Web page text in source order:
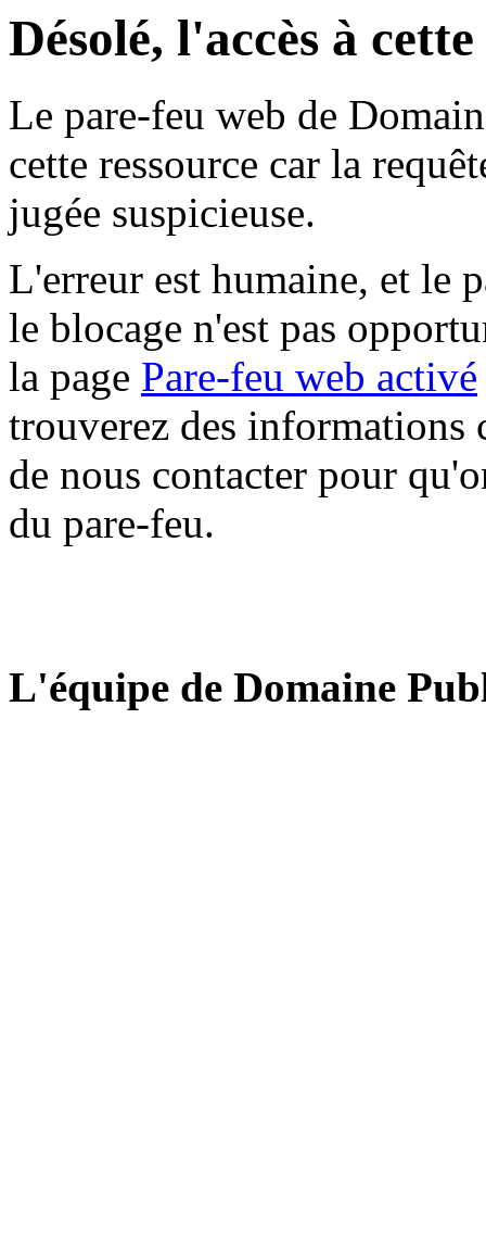
Désolé, l'accès à
Le pare-feu web de
cette ressource car la
jugée suspicieuse.
L'erreur est humaine, et le
le blocage n'est pas
la page Pare-feu web activé
trouverez des informations
de nous contacter pour
du pare-feu.
L'équipe de Domaine